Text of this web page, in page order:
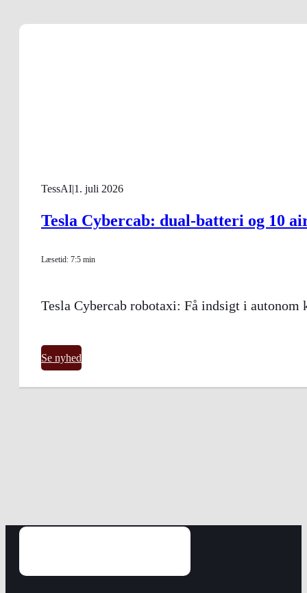
TessAI|1. juli 2026
Tesla Cybercab: dual-batteri og 10
Læsetid: 7:5 min
Tesla Cybercab robotaxi: Få indsigt i
Se nyhed